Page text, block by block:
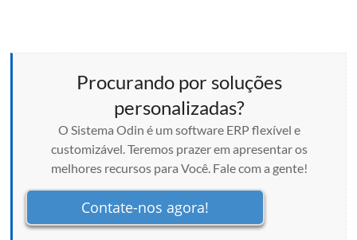
Procurando por soluções
personalizadas?
O Sistema Odin é um software ERP flexível e
customizável. Teremos prazer em apresentar os
melhores recursos para Você. Fale com a gente!
Contate-nos agora!